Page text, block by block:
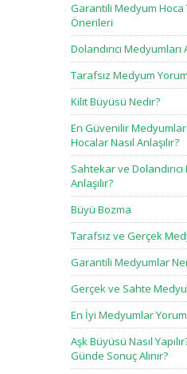
Garantili Medyum Hoca
Önerileri
Dolandırıcı Medyumları
Tarafsız Medyum
Kilit Büyüsü Nedir?
En Güvenilir
Hocalar Nasıl Anlaşılır?
Sahtekar ve
Anlaşılır?
Büyü Bozma
Tarafsız ve Gerçek
Garantili Medyumlar
Gerçek ve Sahte
En İyi Medyumlar
Aşk Büyüsü Nasıl
Günde Sonuç Alınır?